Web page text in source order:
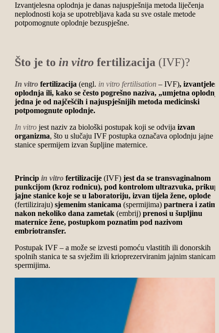
Izvantjelesna oplodnja je danas najuspješnija metoda liječenja
neplodnosti koja se upotrebljava kada su sve ostale metode
potpomognute oplodnje bezuspješne.
Što je to in vitro fertilizacija (IVF)?
In vitrofertilizacija(engl. in vitro fertilisation – IVF),
oplodnja ili, kako se često pogrešno naziva, „umjetna
jedna je od najčešćih i najuspješnijih metoda medicinski
potpomognute oplodnje.
In vitrojest naziv za biološki postupak koji se odvija izvan
organizma, što u slučaju IVF postupka označava oplodnju jajne
stanice spermijem izvan šupljine maternice.
Princip in vitrofertilizacije(IVF) jest da se transvaginalnom
punkcijom (kroz rodnicu), pod kontrolom ultrazvuka,
jajne stanice koje se u laboratoriju, izvan tijela žene, oplode
(fertiliziraju) sjemenim stanicama(spermijima) partnera i zatim
nakon nekoliko dana zametak(embrij) prenosi u šupljinu
maternice žene, postupkom poznatim pod nazivom
embriotransfer.
Postupak IVF – a može se izvesti pomoću vlastitih ili donorskih
spolnih stanica te sa svježim ili krioprezerviranim jajnim
spermijima.